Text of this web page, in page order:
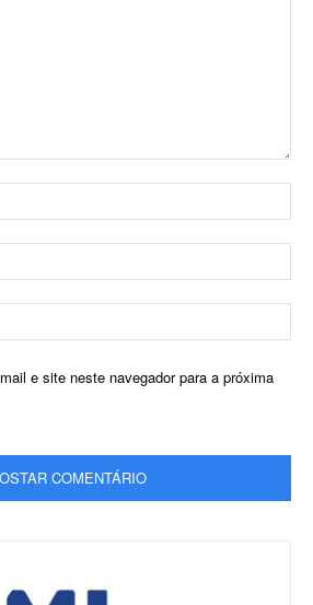
e site neste navegador para a próxima